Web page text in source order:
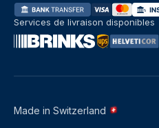
Made in Switzerland
Services de livraison disponibles